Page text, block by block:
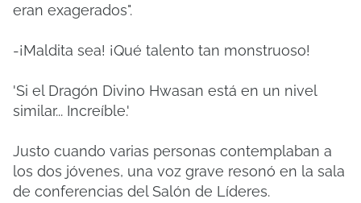
eran exagerados".
-¡Maldita sea! ¡Qué talento tan monstruoso!
'Si el Dragón Divino Hwasan está en un nivel
similar... Increíble.'
Justo cuando varias personas contemplaban a
los dos jóvenes, una voz grave resonó en la sala
de conferencias del Salón de Líderes.